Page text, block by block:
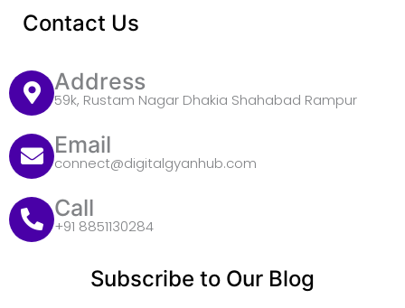
Contact Us
Address
59k, Rustam Nagar Dhakia Shahabad Rampur
Email
connect@digitalgyanhub.com
Call
+91 8851130284
Subscribe to Our Blog